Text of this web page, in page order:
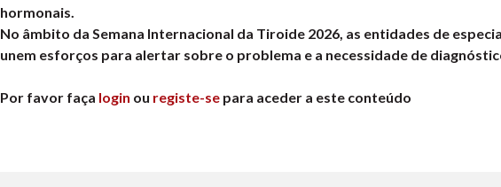
hormonais.
No âmbito da Semana Internacional da Tiroide 2026, as entidades de
unem esforços para alertar sobre o problema e a necessidade de
Por favor faça login ou registe-se para aceder a este conteúdo